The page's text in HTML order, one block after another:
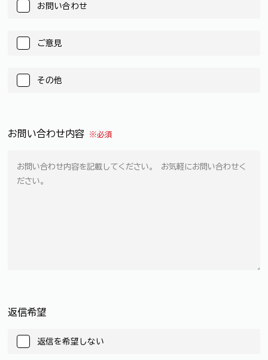
お問い合わせ
ご意見
その他
お問い合わせ内容 ※必須
返信希望
返信を希望しない